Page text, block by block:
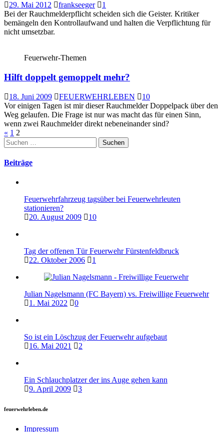
29. Mai 2012 frankseeger
1
Bei der Rauchmelderpflicht scheiden sich die Geister. Kritiker
bemängeln den Kontrollaufwand und halten die Verpflichtung für
nicht umsetzbar.
Feuerwehr-Themen
Hilft doppelt gemoppelt mehr?
18. Juni 2009 FEUERWEHRLEBEN
10
Vor einigen Tagen ist mir dieser Rauchmelder Doppelpack über den
Weg gelaufen. Die Frage ist nur was macht das für einen Sinn,
wenn zwei Rauchmelder direkt nebeneinander sind?
Seitennummerierung
der
Beiträge
« 1 2
Suchen
nach:
Beiträge
Feuerwehrfahrzeug tagsüber bei Feuerwehrleuten
stationieren?
20. August 2009
10
Tag der offenen Tür Feuerwehr Fürstenfeldbruck
22. Oktober 2006
1
Julian Nagelsmann (FC Bayern) vs. Freiwillige Feuerwehr
1. Mai 2022
0
So ist ein Löschzug der Feuerwehr aufgebaut
16. Mai 2021
2
Ein Schlauchplatzer der ins Auge gehen kann
9. April 2009
3
feuerwehrleben.de
Impressum